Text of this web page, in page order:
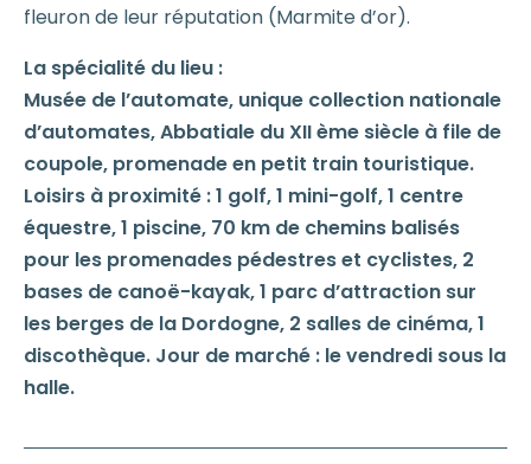
fleuron de leur réputation (Marmite d’or).
La spécialité du lieu :
Musée de l’automate, unique collection nationale
d’automates, Abbatiale du XII ème siècle à file de
coupole, promenade en petit train touristique.
Loisirs à proximité : 1 golf, 1 mini-golf, 1 centre
équestre, 1 piscine, 70 km de chemins balisés
pour les promenades pédestres et cyclistes, 2
bases de canoë-kayak, 1 parc d’attraction sur
les berges de la Dordogne, 2 salles de cinéma, 1
discothèque. Jour de marché : le vendredi sous la
halle.